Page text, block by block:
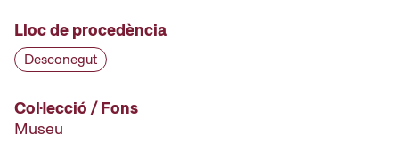
Lloc de procedència
Desconegut
Col·lecció / Fons
Museu